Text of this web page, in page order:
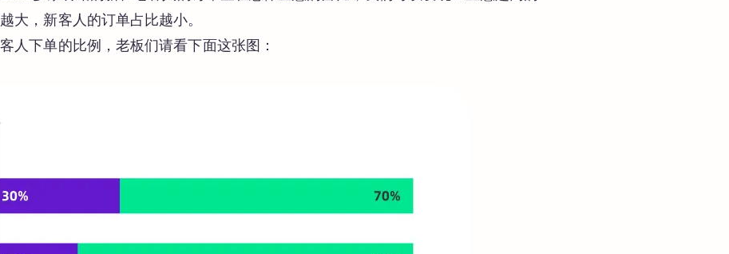
大，新客人的订单占比越小。
人下单的比例，老板们请看下面这张图：